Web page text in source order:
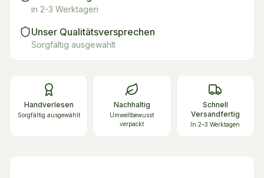
in 2-3 Werktagen
Unser Qualitätsversprechen
Sorgfältig ausgewählt
Handverlesen
Sorgfältig ausgewählt
Nachhaltig
Umweltbewusst
verpackt
Schnell
Versandfertig
In 2–3 Werktagen